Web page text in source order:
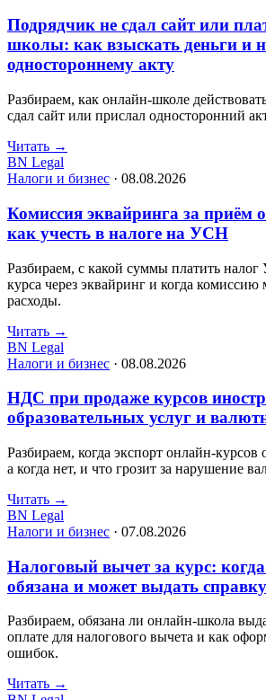
Подрядчик не сдал сайт или
школы: как взыскать деньги и
одностороннему акту
Разбираем, как онлайн-школе
сдал сайт или прислал односторонний
Читать →
BN Legal
Налоги и бизнес · 08.08.2026
Комиссия эквайринга за приём
как учесть в налоге на УСН
Разбираем, с какой суммы платить
курса через эквайринг и когда комиссию
расходы.
Читать →
BN Legal
Налоги и бизнес · 08.08.2026
НДС при продаже курсов
образовательных услуг и
Разбираем, когда экспорт онлайн-
а когда нет, и что грозит за нарушение
Читать →
BN Legal
Налоги и бизнес · 07.08.2026
Налоговый вычет за курс:
обязана и может выдать
Разбираем, обязана ли онлайн-школа
оплате для налогового вычета и как
ошибок.
Читать →